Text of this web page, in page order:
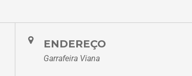
ENDEREÇO
Garrafeira Viana